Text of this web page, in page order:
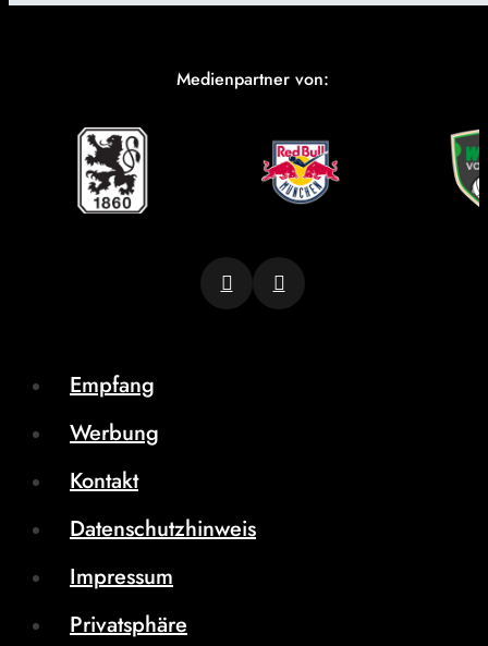
Medienpartner von:
Empfang
Werbung
Kontakt
Datenschutzhinweis
Impressum
Privatsphäre